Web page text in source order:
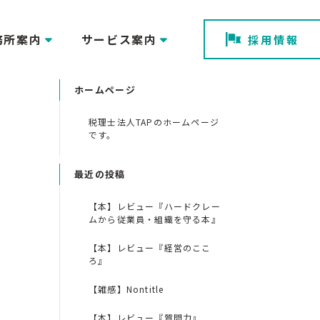
案内 サービス案内 採用情報
ホームページ
税理士法人TAPのホームページ
です。
最近の投稿
【本】レビュー『ハードクレー
ムから従業員・組織を守る本』
【本】レビュー『経営のここ
ろ』
【雑感】Nontitle
【本】レビュー『質問力』